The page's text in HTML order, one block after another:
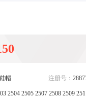
帽 注册号：
2504 2505 2507 2508 2509